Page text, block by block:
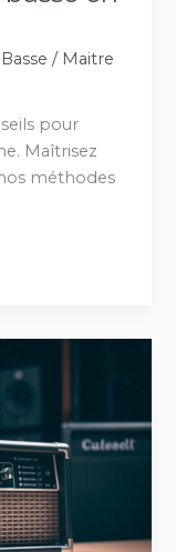
/ Maitre
pour
Maîtrisez
méthodes